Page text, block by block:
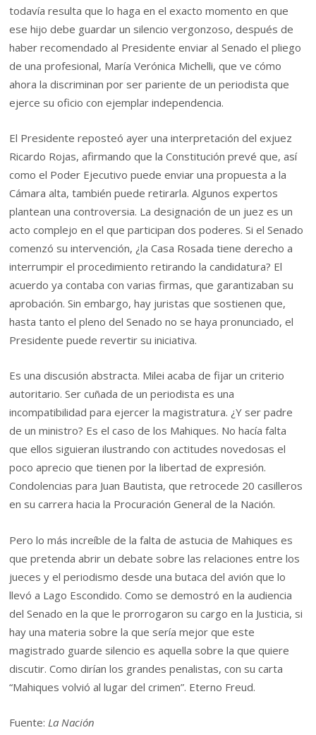
todavía resulta que lo haga en el exacto momento en que
ese hijo debe guardar un silencio vergonzoso, después de
haber recomendado al Presidente enviar al Senado el pliego
de una profesional, María Verónica Michelli, que ve cómo
ahora la discriminan por ser pariente de un periodista que
ejerce su oficio con ejemplar independencia.
El Presidente reposteó ayer una interpretación del exjuez
Ricardo Rojas, afirmando que la Constitución prevé que, así
como el Poder Ejecutivo puede enviar una propuesta a la
Cámara alta, también puede retirarla. Algunos expertos
plantean una controversia. La designación de un juez es un
acto complejo en el que participan dos poderes. Si el Senado
comenzó su intervención, ¿la Casa Rosada tiene derecho a
interrumpir el procedimiento retirando la candidatura? El
acuerdo ya contaba con varias firmas, que garantizaban su
aprobación. Sin embargo, hay juristas que sostienen que,
hasta tanto el pleno del Senado no se haya pronunciado, el
Presidente puede revertir su iniciativa.
Es una discusión abstracta. Milei acaba de fijar un criterio
autoritario. Ser cuñada de un periodista es una
incompatibilidad para ejercer la magistratura. ¿Y ser padre
de un ministro? Es el caso de los Mahiques. No hacía falta
que ellos siguieran ilustrando con actitudes novedosas el
poco aprecio que tienen por la libertad de expresión.
Condolencias para Juan Bautista, que retrocede 20 casilleros
en su carrera hacia la Procuración General de la Nación.
Pero lo más increíble de la falta de astucia de Mahiques es
que pretenda abrir un debate sobre las relaciones entre los
jueces y el periodismo desde una butaca del avión que lo
llevó a Lago Escondido. Como se demostró en la audiencia
del Senado en la que le prorrogaron su cargo en la Justicia, si
hay una materia sobre la que sería mejor que este
magistrado guarde silencio es aquella sobre la que quiere
discutir. Como dirían los grandes penalistas, con su carta
“Mahiques volvió al lugar del crimen”. Eterno Freud.
Fuente:La Nación